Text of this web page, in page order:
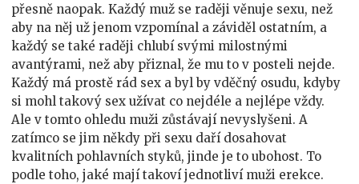
přesně naopak. Každý muž se raději věnuje sexu, než
aby na něj už jenom vzpomínal a záviděl ostatním, a
každý se také raději chlubí svými milostnými
avantýrami, než aby přiznal, že mu to v posteli nejde.
Každý má prostě rád sex a byl by vděčný osudu, kdyby
si mohl takový sex užívat co nejdéle a nejlépe vždy.
Ale v tomto ohledu muži zůstávají nevyslyšeni. A
zatímco se jim někdy při sexu daří dosahovat
kvalitních pohlavních styků, jinde je to ubohost. To
podle toho, jaké mají takoví jednotliví muži erekce.